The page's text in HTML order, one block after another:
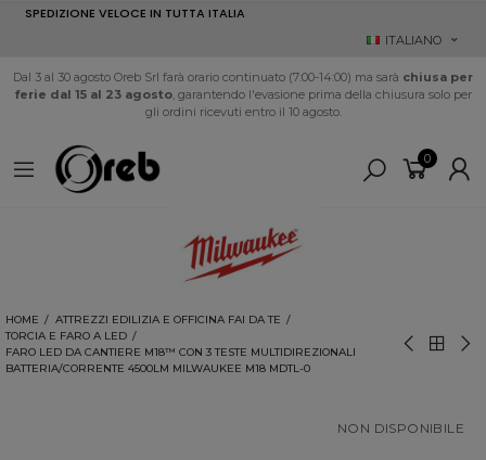
SPEDIZIONE VELOCE IN TUTTA ITALIA
ITALIANO
Dal 3 al 30 agosto Oreb Srl farà orario continuato (7:00-14:00) ma sarà chiusa per
ferie dal 15 al 23 agosto, garantendo l'evasione prima della chiusura solo per
gli ordini ricevuti entro il 10 agosto.
0
HOME
ATTREZZI EDILIZIA E OFFICINA FAI DA TE
TORCIA E FARO A LED
FARO LED DA CANTIERE M18™ CON 3 TESTE MULTIDIREZIONALI
BATTERIA/CORRENTE 4500LM MILWAUKEE M18 MDTL-0
NON DISPONIBILE